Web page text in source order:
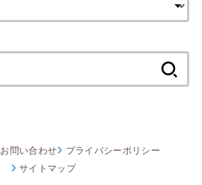
索:
お問い合わせ
プライバシーポリシー
サイトマップ